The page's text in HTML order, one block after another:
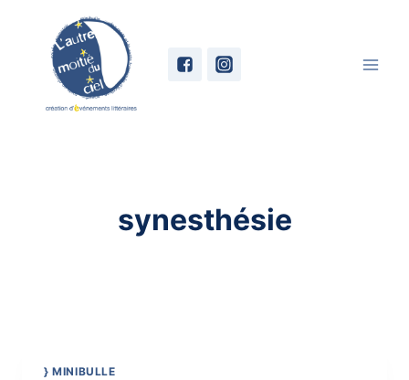
content
synesthésie
} MINIBULLE